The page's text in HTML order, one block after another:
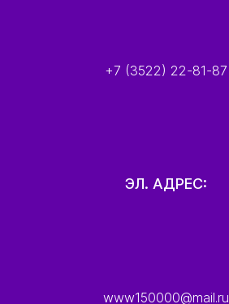
+7 (3522) 22-81-87
ЭЛ. АДРЕС:
www150000@mail.ru